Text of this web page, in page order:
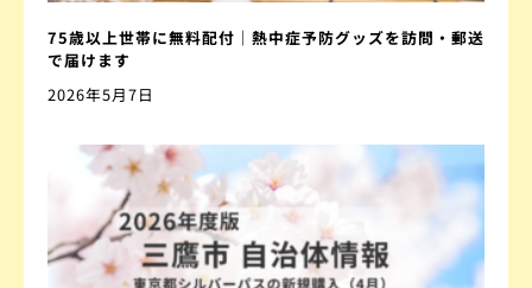
75歳以上世帯に無料配付｜熱中症予防グッズを訪問・郵送
で届けます
2026年5月7日